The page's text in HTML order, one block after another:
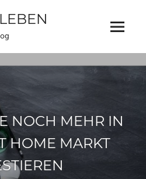
Menu
NOCH MEHR IN
HOME MARKT